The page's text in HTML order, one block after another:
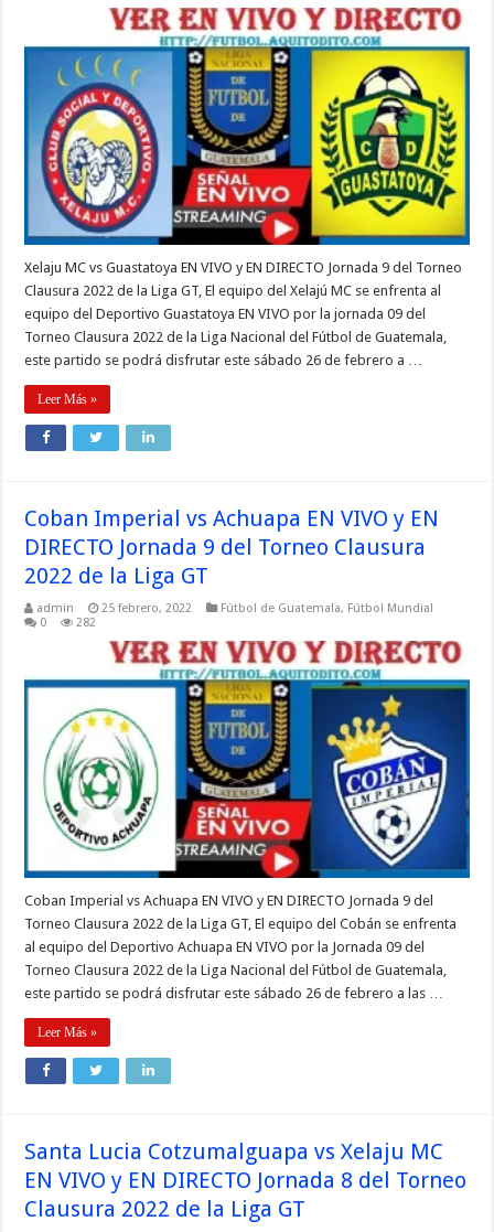
Xelaju MC vs Guastatoya EN VIVO y EN DIRECTO Jornada 9 del Torneo
Clausura 2022 de la Liga GT, El equipo del Xelajú MC se enfrenta al
equipo del Deportivo Guastatoya EN VIVO por la jornada 09 del
Torneo Clausura 2022 de la Liga Nacional del Fútbol de Guatemala,
este partido se podrá disfrutar este sábado 26 de febrero a …
Leer Más »
Coban Imperial vs Achuapa EN VIVO y EN
DIRECTO Jornada 9 del Torneo Clausura
2022 de la Liga GT
admin 25 febrero, 2022 Fútbol de Guatemala, Fútbol Mundial
0
282
Coban Imperial vs Achuapa EN VIVO y EN DIRECTO Jornada 9 del
Torneo Clausura 2022 de la Liga GT, El equipo del Cobán se enfrenta
al equipo del Deportivo Achuapa EN VIVO por la Jornada 09 del
Torneo Clausura 2022 de la Liga Nacional del Fútbol de Guatemala,
este partido se podrá disfrutar este sábado 26 de febrero a las …
Leer Más »
Santa Lucia Cotzumalguapa vs Xelaju MC
EN VIVO y EN DIRECTO Jornada 8 del Torneo
Clausura 2022 de la Liga GT